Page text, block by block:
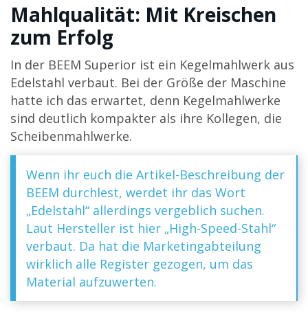
Mahlqualität: Mit Kreischen
zum Erfolg
In der BEEM Superior ist ein Kegelmahlwerk aus
Edelstahl verbaut. Bei der Größe der Maschine
hatte ich das erwartet, denn Kegelmahlwerke
sind deutlich kompakter als ihre Kollegen, die
Scheibenmahlwerke.
Wenn ihr euch die Artikel-Beschreibung der
BEEM durchlest, werdet ihr das Wort
„Edelstahl“ allerdings vergeblich suchen.
Laut Hersteller ist hier „High-Speed-Stahl“
verbaut. Da hat die Marketingabteilung
wirklich alle Register gezogen, um das
Material aufzuwerten.